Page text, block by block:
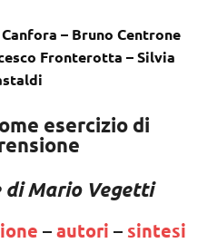
– Bruno Centrone
Fronterotta – Silvia
esercizio di
di Mario Vegetti
–autori – sintesi